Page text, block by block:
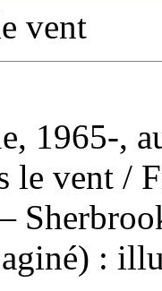
vent
1965-,
le vent /
: